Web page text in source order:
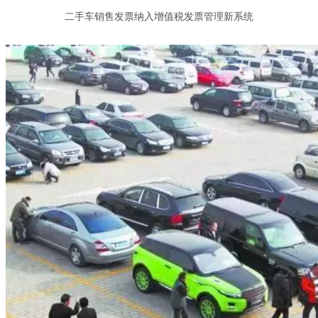
二手车销售发票纳入增值税发票管理新系统